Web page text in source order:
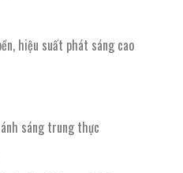
hiệu suất phát sáng cao
sáng trung thực